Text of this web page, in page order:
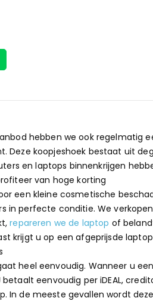
hebben we ook
Deze koopjeshoek bestaat uit
en laptops binnenkrijgen
van hoge korting
een kleine cosmetische
in perfecte conditie. We
repareren we de laptop of
krijgt u op een afgeprijsde
heel eenvoudig. Wanneer u
eenvoudig per iDEAL,
In de meeste gevallen wordt